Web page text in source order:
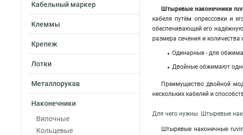
Кабельный маркер
Клеммы
Крепеж
Лотки
Металлорукав
Наконечники
Вилочные
Кольцевые
Штыревые наконечники
кабеля путём опрессовки и
обеспечивающей его
размера сечения и
Одинарные - для
Двойные обжимают
Преимущество двойной
нескольких кабелей и
Для чего нужны Штыревые
Штыревые наконечные